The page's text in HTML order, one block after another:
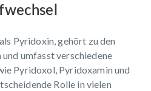
Pyridoxin, gehört zu den
umfasst verschiedene
Pyridoxol, Pyridoxamin und
Rolle in vielen